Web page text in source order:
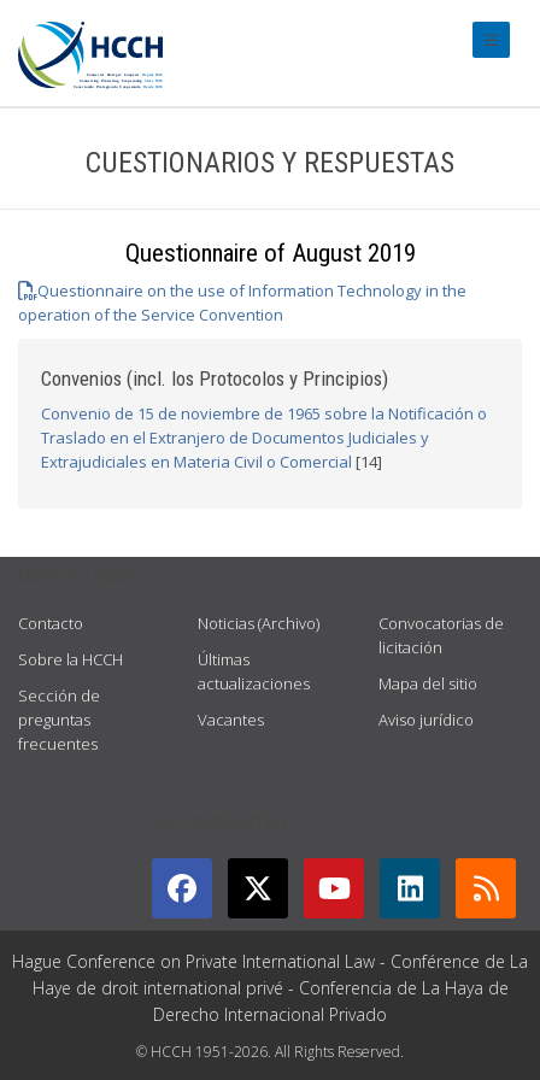
CUESTIONARIOS Y RESPUESTAS
Questionnaire of August 2019
Questionnaire on the use of Information Technology in the
operation of the Service Convention
Convenios (incl. los Protocolos y Principios)
Convenio de 15 de noviembre de 1965 sobre la Notificación o
Traslado en el Extranjero de Documentos Judiciales y
Extrajudiciales en Materia Civil o Comercial [14]
Contacto
Sobre la HCCH
Sección de
preguntas
frecuentes
Noticias (Archivo)
Últimas
actualizaciones
Vacantes
Convocatorias de
licitación
Mapa del sitio
Aviso jurídico
Hague Conference on Private International Law - Conférence de La
Haye de droit international privé - Conferencia de La Haya de
Derecho Internacional Privado
© HCCH 1951-2026. All Rights Reserved.